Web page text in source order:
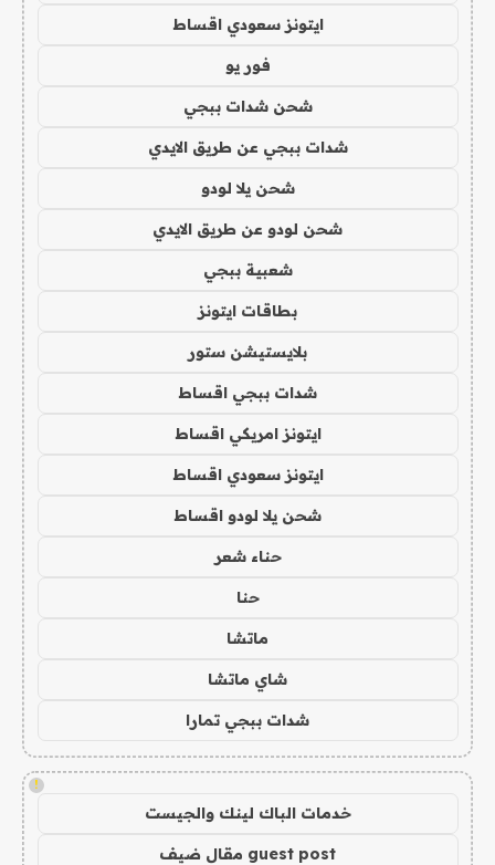
ايتونز سعودي اقساط
فور يو
شحن شدات ببجي
شدات ببجي عن طريق الايدي
شحن يلا لودو
شحن لودو عن طريق الايدي
شعبية ببجي
بطاقات ايتونز
بلايستيشن ستور
شدات ببجي اقساط
ايتونز امريكي اقساط
ايتونز سعودي اقساط
شحن يلا لودو اقساط
حناء شعر
حنا
ماتشا
شاي ماتشا
شدات ببجي تمارا
!
خدمات الباك لينك والجيست
guest post مقال ضيف